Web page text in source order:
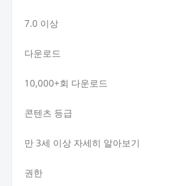
7.0 이상
다운로드
10,000+회 다운로드
콘텐츠 등급
만 3세 이상 자세히 알아보기
권한